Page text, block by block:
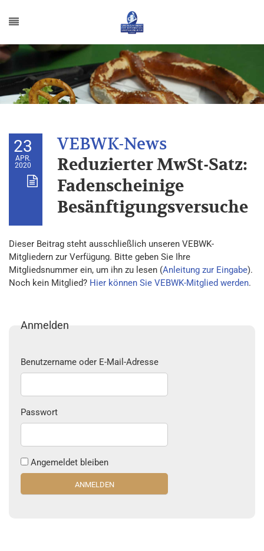
23
APR.
2020
Reduzierter MwSt-Satz:
Fadenscheinige
Besänftigungsversuche
Dieser Beitrag steht ausschließlich unseren VEBWK-
Mitgliedern zur Verfügung. Bitte geben Sie Ihre
Mitgliedsnummer ein, um ihn zu lesen (Anleitung zur Eingabe).
Noch kein Mitglied? Hier können Sie VEBWK-Mitglied werden.
Anmelden
Benutzername oder E-Mail-Adresse
Passwort
Angemeldet bleiben